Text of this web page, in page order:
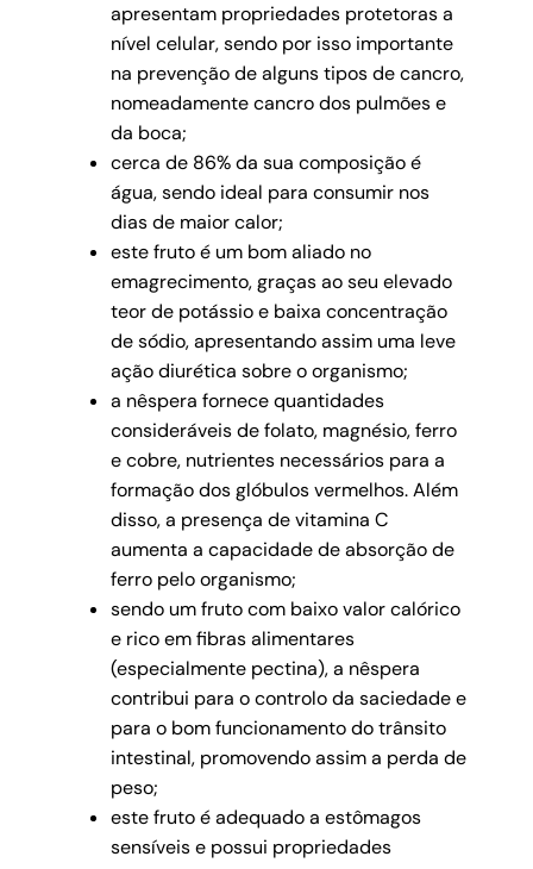
apresentam propriedades protetoras a
nível celular, sendo por isso importante
na prevenção de alguns tipos de cancro,
nomeadamente cancro dos pulmões e
da boca;
cerca de 86% da sua composição é
água, sendo ideal para consumir nos
dias de maior calor;
este fruto é um bom aliado no
emagrecimento, graças ao seu elevado
teor de potássio e baixa concentração
de sódio, apresentando assim uma leve
ação diurética sobre o organismo;
a nêspera fornece quantidades
consideráveis de folato, magnésio, ferro
e cobre, nutrientes necessários para a
formação dos glóbulos vermelhos. Além
disso, a presença de vitamina C
aumenta a capacidade de absorção de
ferro pelo organismo;
sendo um fruto com baixo valor calórico
e rico em fibras alimentares
(especialmente pectina), a nêspera
contribui para o controlo da saciedade e
para o bom funcionamento do trânsito
intestinal, promovendo assim a perda de
peso;
este fruto é adequado a estômagos
sensíveis e possui propriedades